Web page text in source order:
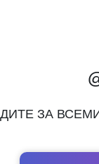
ЗА